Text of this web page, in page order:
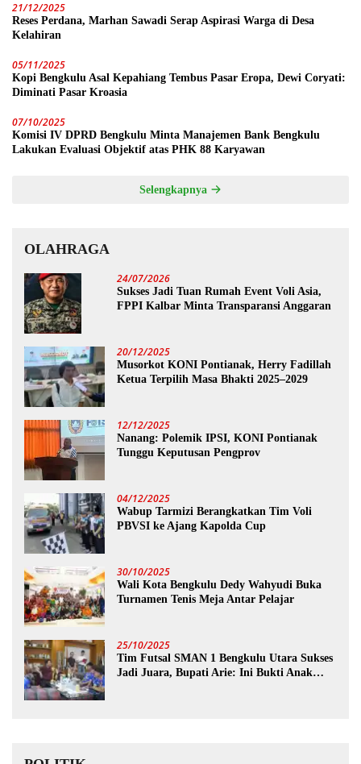
21/12/2025
Reses Perdana, Marhan Sawadi Serap Aspirasi Warga di Desa
Kelahiran
05/11/2025
Kopi Bengkulu Asal Kepahiang Tembus Pasar Eropa, Dewi Coryati:
Diminati Pasar Kroasia
07/10/2025
Komisi IV DPRD Bengkulu Minta Manajemen Bank Bengkulu
Lakukan Evaluasi Objektif atas PHK 88 Karyawan
Selengkapnya
OLAHRAGA
24/07/2026
Sukses Jadi Tuan Rumah Event Voli Asia,
FPPI Kalbar Minta Transparansi Anggaran
20/12/2025
Musorkot KONI Pontianak, Herry Fadillah
Ketua Terpilih Masa Bhakti 2025–2029
12/12/2025
Nanang: Polemik IPSI, KONI Pontianak
Tunggu Keputusan Pengprov
04/12/2025
Wabup Tarmizi Berangkatkan Tim Voli
PBVSI ke Ajang Kapolda Cup
30/10/2025
Wali Kota Bengkulu Dedy Wahyudi Buka
Turnamen Tenis Meja Antar Pelajar
25/10/2025
Tim Futsal SMAN 1 Bengkulu Utara Sukses
Jadi Juara, Bupati Arie: Ini Bukti Anak